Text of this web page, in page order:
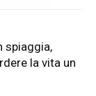
spiaggia,
la vita un